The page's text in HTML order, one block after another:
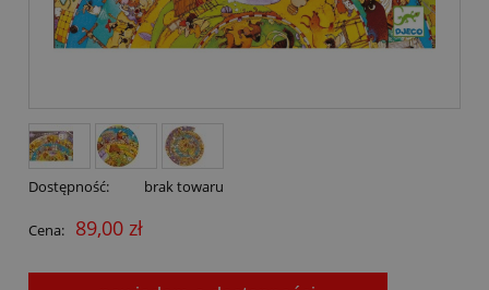
Dostępność: brak towaru
Cena: 89,00 zł